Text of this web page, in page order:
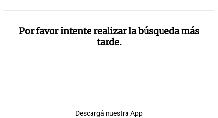
Por favor intente realizar la búsqueda más
tarde.
Descargá nuestra App